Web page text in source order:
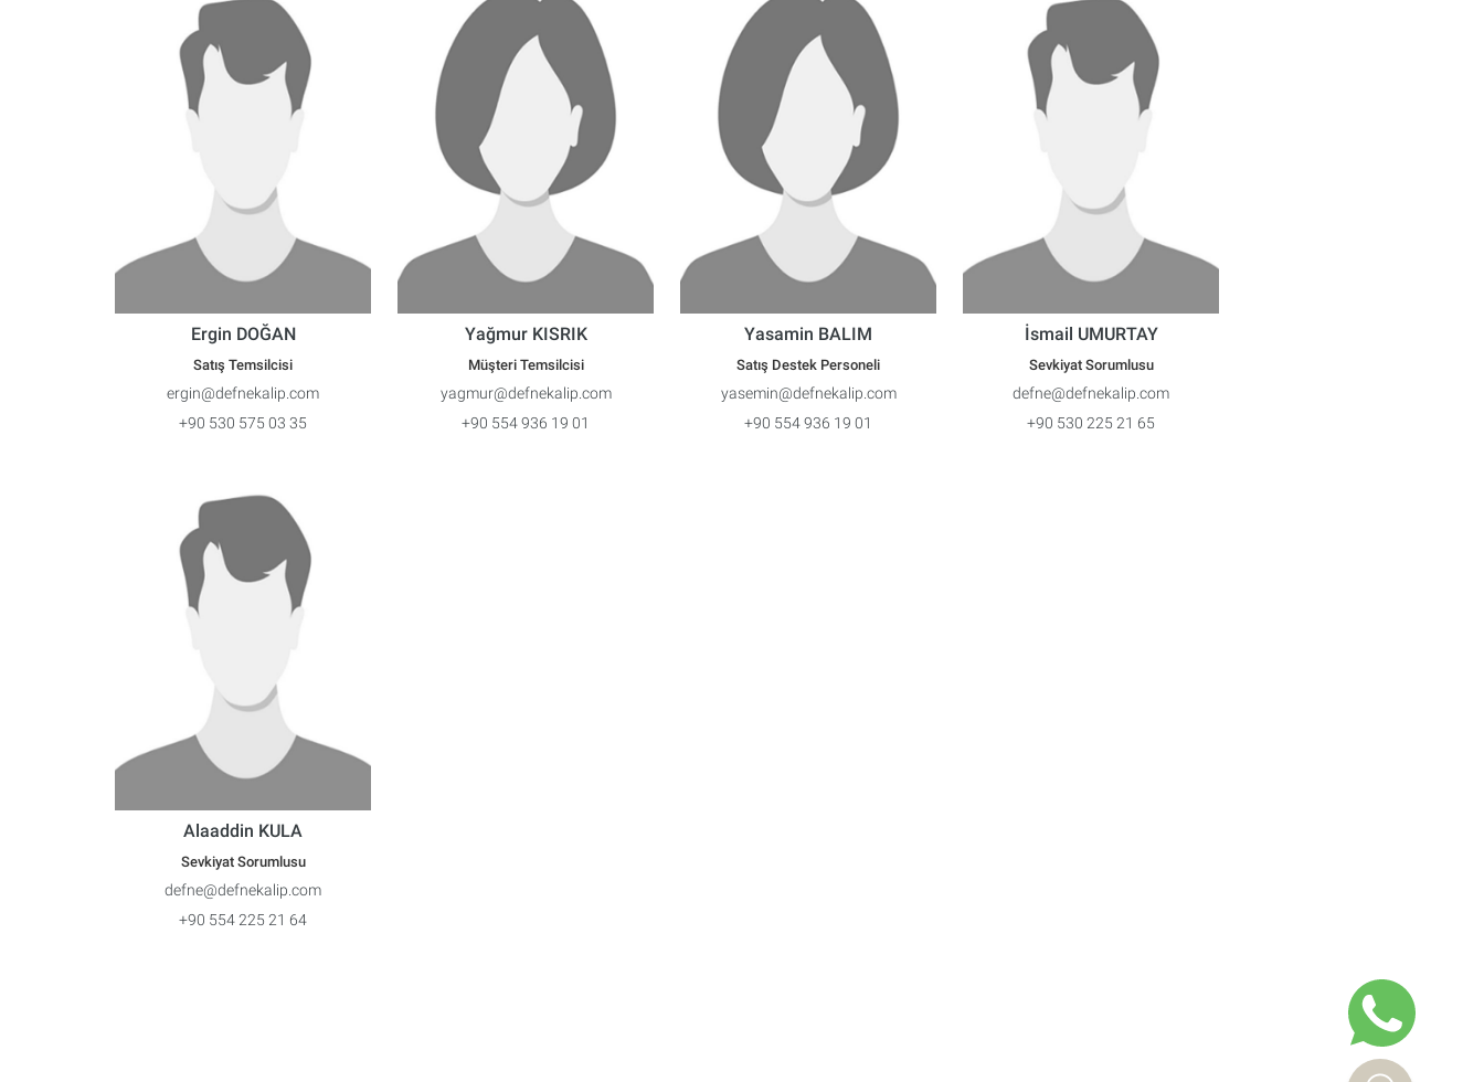
Ergin DOĞAN
Satış Temsilcisi
ergin@defnekalip.com
+90 530 575 03 35
Yağmur KISRIK
Müşteri Temsilcisi
yagmur@defnekalip.com
+90 554 936 19 01
Yasamin BALIM
Satış Destek Personeli
yasemin@defnekalip.com
+90 554 936 19 01
İsmail UMURTAY
Sevkiyat Sorumlusu
defne@defnekalip.com
+90 530 225 21 65
Alaaddin KULA
Sevkiyat Sorumlusu
defne@defnekalip.com
+90 554 225 21 64